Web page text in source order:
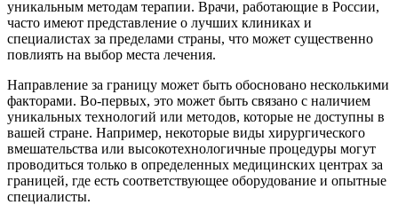
уникальным методам терапии. Врачи, работающие в России,
часто имеют представление о лучших клиниках и
специалистах за пределами страны, что может существенно
повлиять на выбор места лечения.
Направление за границу может быть обосновано несколькими
факторами. Во-первых, это может быть связано с наличием
уникальных технологий или методов, которые не доступны в
вашей стране. Например, некоторые виды хирургического
вмешательства или высокотехнологичные процедуры могут
проводиться только в определенных медицинских центрах за
границей, где есть соответствующее оборудование и опытные
специалисты.